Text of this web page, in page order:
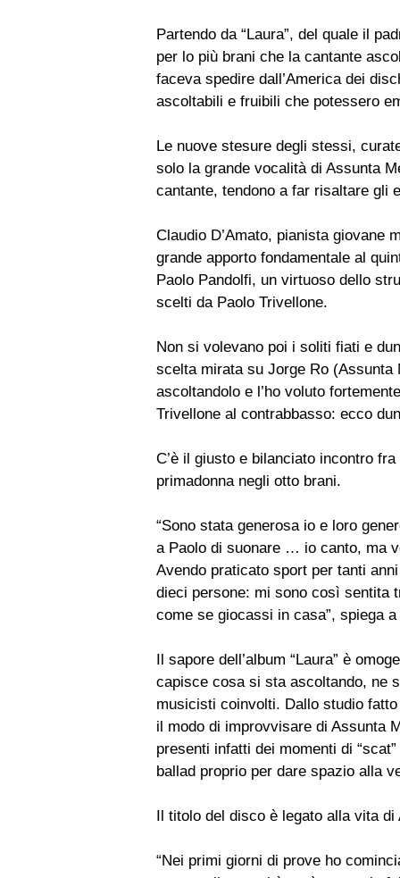
Partendo da “Laura”, del quale il
per lo più brani che la cantante
faceva spedire dall’America dei
ascoltabili e fruibili che potessero
Le nuove stesure degli stessi,
solo la grande vocalità di Assunta
cantante, tendono a far risaltare gli
Claudio D’Amato, pianista giovane
grande apporto fondamentale al
Paolo Pandolfi, un virtuoso dello
scelti da Paolo Trivellone.
Non si volevano poi i soliti fiati e
scelta mirata su Jorge Ro (Assunta
ascoltandolo e l’ho voluto
Trivellone al contrabbasso: ecco
C’è il giusto e bilanciato incontro
primadonna negli otto brani.
“Sono stata generosa io e loro
a Paolo di suonare … io canto, ma
Avendo praticato sport per tanti
dieci persone: mi sono così sentita
come se giocassi in casa”, spiega
Il sapore dell’album “Laura” è
capisce cosa si sta ascoltando, ne
musicisti coinvolti. Dallo studio
il modo di improvvisare di Assunta
presenti infatti dei momenti di
ballad proprio per dare spazio alla
Il titolo del disco è legato alla vita di
“Nei primi giorni di prove ho